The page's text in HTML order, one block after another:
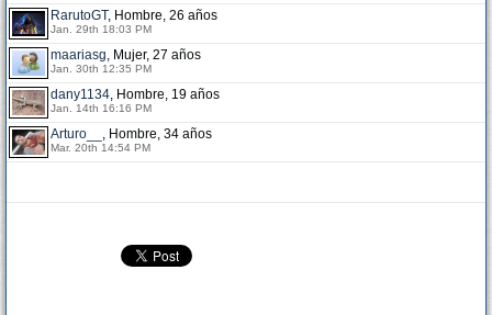
RarutoGT, Hombre, 26 años
Jan. 29th 18:03 PM
maariasg, Mujer, 27 años
Jan. 30th 12:35 PM
dany1134, Hombre, 19 años
Jan. 14th 16:16 PM
Arturo__ , Hombre, 34 años
Mar. 20th 14:54 PM